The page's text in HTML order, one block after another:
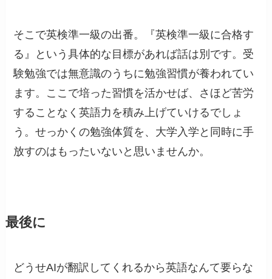
そこで英検準一級の出番。『英検準一級に合格す
る』という具体的な目標があれば話は別です。受
験勉強では無意識のうちに勉強習慣が養われてい
ます。ここで培った習慣を活かせば、さほど苦労
することなく英語力を積み上げていけるでしょ
う。せっかくの勉強体質を、大学入学と同時に手
放すのはもったいないと思いませんか。
最後に
どうせAIが翻訳してくれるから英語なんて要らな